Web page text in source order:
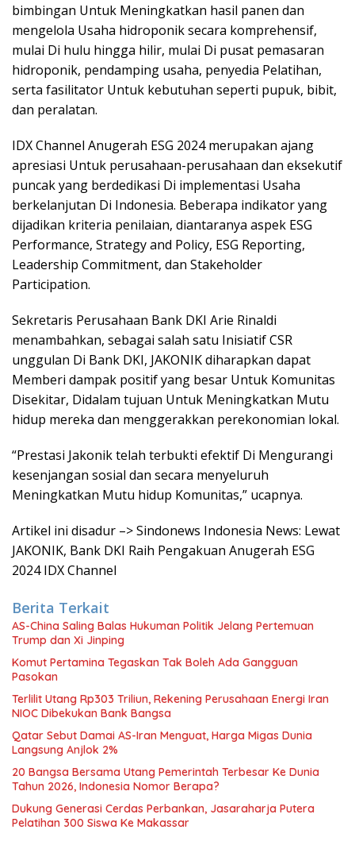
bimbingan Untuk Meningkatkan hasil panen dan
mengelola Usaha hidroponik secara komprehensif,
mulai Di hulu hingga hilir, mulai Di pusat pemasaran
hidroponik, pendamping usaha, penyedia Pelatihan,
serta fasilitator Untuk kebutuhan seperti pupuk, bibit,
dan peralatan.
IDX Channel Anugerah ESG 2024 merupakan ajang
apresiasi Untuk perusahaan-perusahaan dan eksekutif
puncak yang berdedikasi Di implementasi Usaha
berkelanjutan Di Indonesia. Beberapa indikator yang
dijadikan kriteria penilaian, diantaranya aspek ESG
Performance, Strategy and Policy, ESG Reporting,
Leadership Commitment, dan Stakeholder
Participation.
Sekretaris Perusahaan Bank DKI Arie Rinaldi
menambahkan, sebagai salah satu Inisiatif CSR
unggulan Di Bank DKI, JAKONIK diharapkan dapat
Memberi dampak positif yang besar Untuk Komunitas
Disekitar, Didalam tujuan Untuk Meningkatkan Mutu
hidup mereka dan menggerakkan perekonomian lokal.
“Prestasi Jakonik telah terbukti efektif Di Mengurangi
kesenjangan sosial dan secara menyeluruh
Meningkatkan Mutu hidup Komunitas,” ucapnya.
Artikel ini disadur –> Sindonews Indonesia News: Lewat
JAKONIK, Bank DKI Raih Pengakuan Anugerah ESG
2024 IDX Channel
Berita Terkait
AS-China Saling Balas Hukuman Politik Jelang Pertemuan
Trump dan Xi Jinping
Komut Pertamina Tegaskan Tak Boleh Ada Gangguan
Pasokan
Terlilit Utang Rp303 Triliun, Rekening Perusahaan Energi Iran
NIOC Dibekukan Bank Bangsa
Qatar Sebut Damai AS-Iran Menguat, Harga Migas Dunia
Langsung Anjlok 2%
20 Bangsa Bersama Utang Pemerintah Terbesar Ke Dunia
Tahun 2026, Indonesia Nomor Berapa?
Dukung Generasi Cerdas Perbankan, Jasaraharja Putera
Pelatihan 300 Siswa Ke Makassar